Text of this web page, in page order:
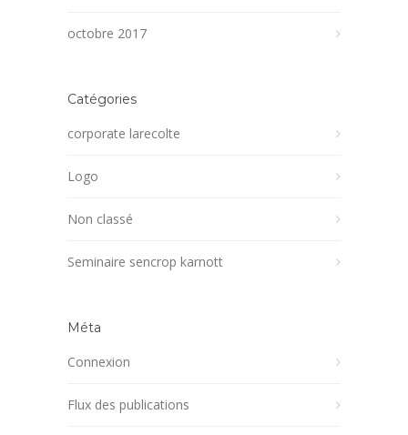
octobre 2017
Catégories
corporate larecolte
Logo
Non classé
Seminaire sencrop karnott
Méta
Connexion
Flux des publications